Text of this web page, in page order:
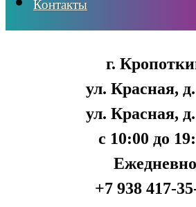
Контакты
г.
ул. Красная,
ул. Красная,
с 10:00 до
Ежедневно
+7 938 417-